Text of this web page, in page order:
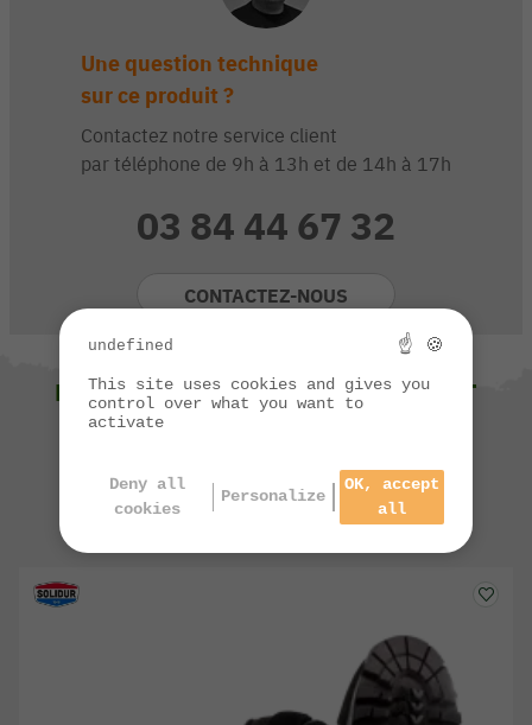
Une question technique
sur ce produit ?
Contactez notre service client
par téléphone de 9h à 13h et de 14h à 17h
03 84 44 67 32
CONTACTEZ-NOUS
NOUS VOUS SUGGÉRONS ÉGALEMENT
undefined ☝ 🍪
This site uses cookies and gives you
control over what you want to
activate
Deny all
cookies
Personalize
OK, accept
all